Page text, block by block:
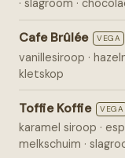
· slagroom ·
Cafe Brûlée VEGA
vanillesiroop ·
kletskop
Toffie Koffie VEGA
karamel siroop ·
melkschuim ·